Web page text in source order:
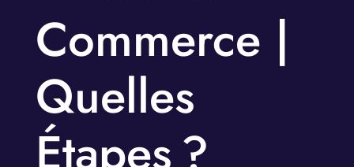
Commerce |
Quelles
Étapes ?